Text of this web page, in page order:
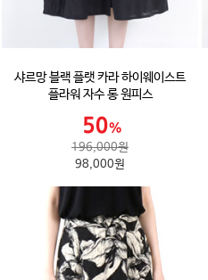
샤르망 블랙 플랫 카라 하이웨이스트
플라워 자수 롱 원피스
196,000원
98,000원